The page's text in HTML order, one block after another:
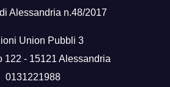
Alessandria n.48/2017
Union Pubbli 3
122 - 15121 Alessandria
0131221988